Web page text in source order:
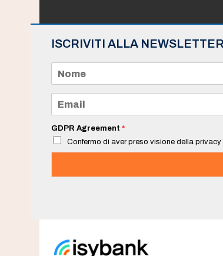
ISCRIVITI ALLA NEWSLETTER
m
e
a
i
*
GDPR Agreement *
Confermo di aver preso visione della